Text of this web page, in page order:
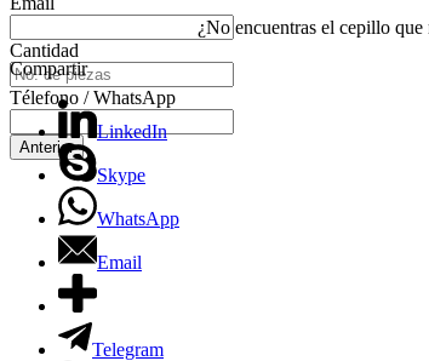
Cantidad
Télefono / WhatsApp
Anterior
¿No encuentras el cepillo que
Compartir
LinkedIn
Skype
WhatsApp
Email
Telegram